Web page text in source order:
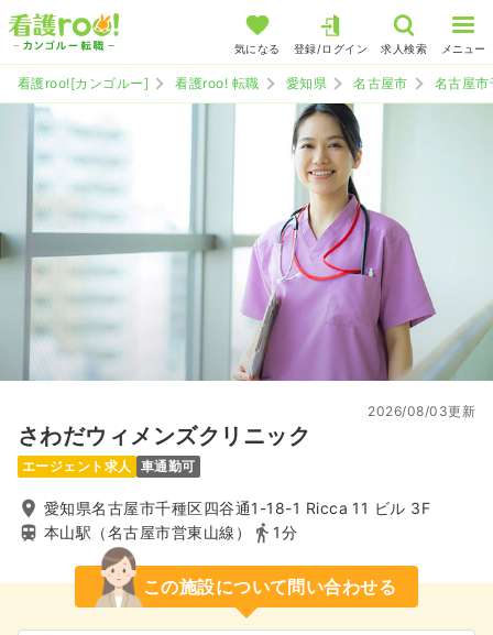
気になる 登録/ログイン 求人検索 メニュー
看護roo![カンゴルー] 看護roo! 転職 愛知県 名古屋市 名古屋市
さわだウィメンズクリニック
2026/08/03更新
エージェント求人 車通勤可
愛知県名古屋市千種区四谷通1-18-1 Ricca 11 ビル 3F
本山駅（名古屋市営東山線）
1分
この施設について問い合わせる